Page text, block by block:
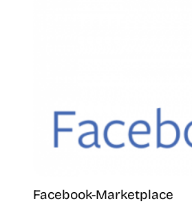
Facebook-Marketplace